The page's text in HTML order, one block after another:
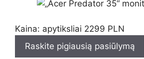
Kaina: apytiksliai 2299 PLN
Raskite pigiausią pasiūlymą